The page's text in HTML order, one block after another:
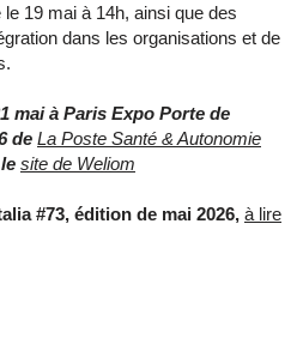
le 19 mai à 14h, ainsi que des
dans les organisations et de
mai à Paris Expo Porte de
de La Poste Santé & Autonomie
site de Weliom
#73, édition de mai 2026, à lire